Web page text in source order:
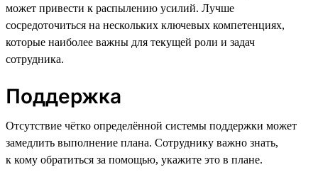
может привести к распылению усилий. Лучше
сосредоточиться на нескольких ключевых компетенциях,
которые наиболее важны для текущей роли и задач
сотрудника.
Поддержка
Отсутствие чётко определённой системы поддержки может
замедлить выполнение плана. Сотруднику важно знать,
к кому обратиться за помощью, укажите это в плане.